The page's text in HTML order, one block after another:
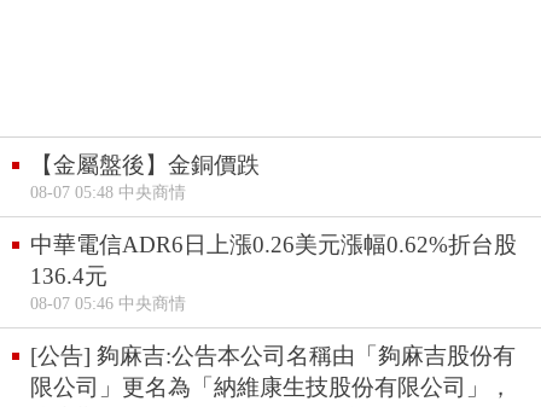
【金屬盤後】金銅價跌
08-07 05:48 中央商情
中華電信ADR6日上漲0.26美元漲幅0.62%折台股
136.4元
08-07 05:46 中央商情
[公告] 夠麻吉:公告本公司名稱由「夠麻吉股份有
限公司」更名為「納維康生技股份有限公司」，